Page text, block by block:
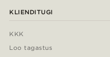
KLIENDITUGI
KKK
Loo tagastus